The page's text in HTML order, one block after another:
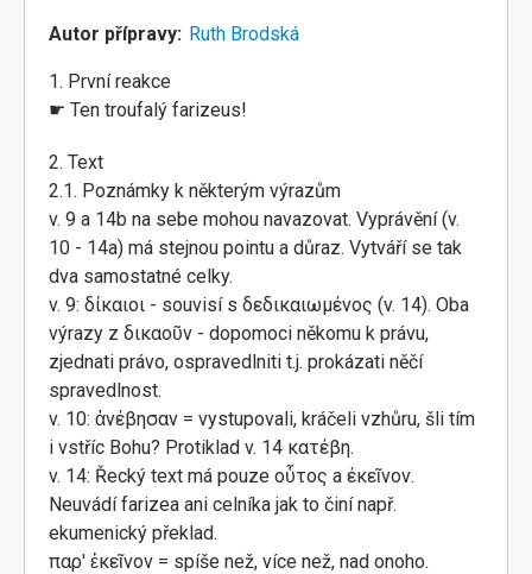
Autor přípravy Ruth Brodská
1. První reakce
☛ Ten troufalý farizeus!
2. Text
2.1. Poznámky k některým výrazům
v. 9 a 14b na sebe mohou navazovat. Vyprávění (v.
10 - 14a) má stejnou pointu a důraz. Vytváří se tak
dva samostatné celky.
v. 9: δίκαιοι - souvisí s δεδικαιωμένος (v. 14). Oba
výrazy z δικαοῦν - dopomoci někomu k právu,
zjednati právo, ospravedlniti t.j. prokázati něčí
spravedlnost.
v. 10: ἀνέβησαν = vystupovali, kráčeli vzhůru, šli tím
i vstříc Bohu? Protiklad v. 14 κατέβη.
v. 14: Řecký text má pouze οὗτος a έκεῖνον.
Neuvádí farizea ani celníka jak to činí např.
ekumenický překlad.
παρ' ἐκεῖνον = spíše než, více než, nad onoho.